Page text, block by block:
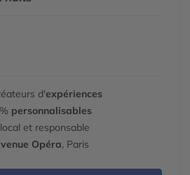
d'expériences
personnalisables
local et responsable
Opéra, Paris